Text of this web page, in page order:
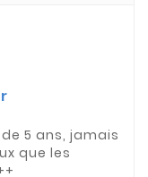
5 ans, jamais
que les